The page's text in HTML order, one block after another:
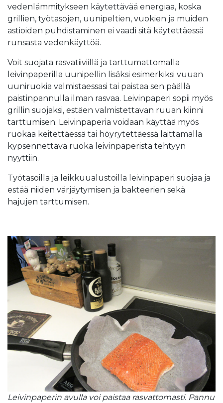
vedenlämmitykseen käytettävää energiaa, koska
grillien, työtasojen, uunipeltien, vuokien ja muiden
astioiden puhdistaminen ei vaadi sitä käytettäessä
runsasta vedenkäyttöä.
Voit suojata rasvatiiviillä ja tarttumattomalla
leivinpaperilla uunipellin lisäksi esimerkiksi vuuan
uuniruokia valmistaessasi tai paistaa sen päällä
paistinpannulla ilman rasvaa. Leivinpaperi sopii myös
grillin suojaksi, estäen valmistettavan ruuan kiinni
tarttumisen. Leivinpaperia voidaan käyttää myös
ruokaa keitettäessä tai höyrytettäessä laittamalla
kypsennettävä ruoka leivinpaperista tehtyyn
nyyttiin.
Työtasoilla ja leikkuualustoilla leivinpaperi suojaa ja
estää niiden värjäytymisen ja bakteerien sekä
hajujen tarttumisen.
Leivinpaperin avulla voi paistaa rasvattomasti. Pannu